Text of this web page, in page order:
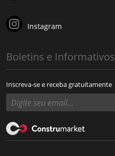
Instagram
Boletins e Informativos
Inscreva-se e receba gratuitamente